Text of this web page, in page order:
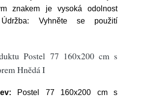
znakem je vysoká odolnost
Vyhněte se použití
Postel 77 160x200 cm s
Hnědá I
Postel 77 160x200 cm s